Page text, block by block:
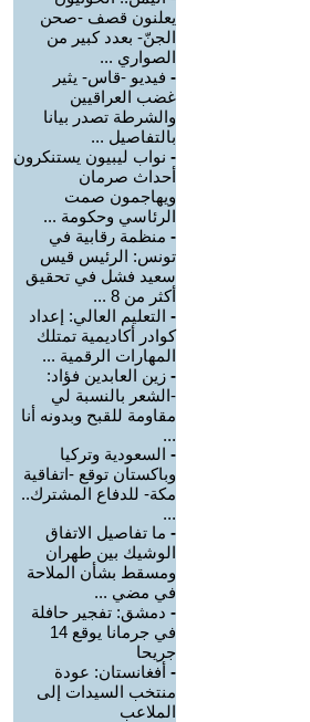
يعلنون قصف -صحن
الجنّ- بعدد كبير من
الصواري ...
- فيديو -قاس- يثير
غضب العراقيين
والشرطة تصدر بيانا
بالتفاصيل ...
- نواب ليبيون يستنكرون
أحداث صرمان
ويهاجمون صمت
الرئاسي وحكومة ...
- منظمة رقابية في
تونس: الرئيس قيس
سعيد فشل في تحقيق
أكثر من 8 ...
- التعليم العالي: إعداد
كوادر أكاديمية تمتلك
المهارات الرقمية ...
- زين العابدين فؤاد:
-الشعر بالنسبة لي
مقاومة للقبح وبدونه أنا
...
- السعودية وتركيا
وباكستان توقع -اتفاقية
مكة- للدفاع المشترك..
...
- ما تفاصيل الاتفاق
الوشيك بين طهران
ومسقط بشأن الملاحة
في مضي ...
- دمشق: تفجير حافلة
في جرمانا يوقع 14
جريحا
- أفغانستان: عودة
منتخب السيدات إلى
الملاعب